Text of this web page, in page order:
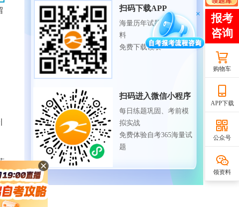
扫码下载APP
海量历年试题、备考资
料
免费下载领取
扫码进入微信小程序
每日练题巩固、考前模
拟实战
免费体验自考365海量试
题
购物车
APP下载
公众号
领资料